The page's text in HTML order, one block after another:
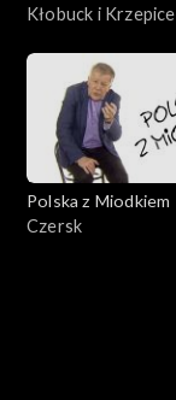
Kłobuck i Krzepice
Polska z Miodkiem
Czersk